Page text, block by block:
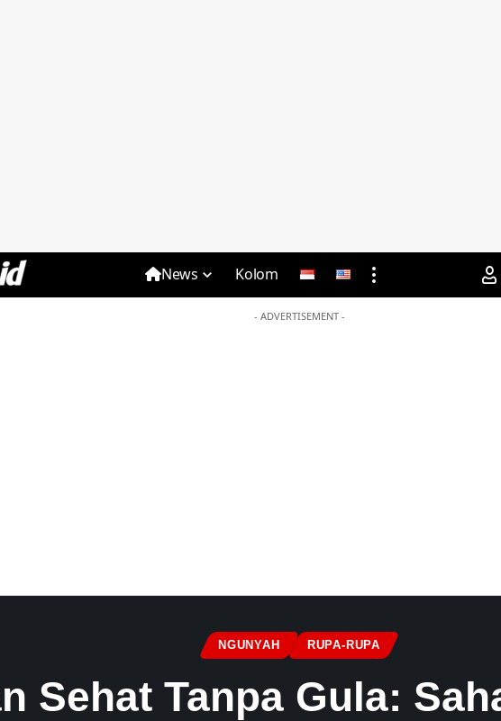
News Kolom
- ADVERTISEMENT -
NGUNYAH RUPA-RUPA
Sehat Tanpa Gula: